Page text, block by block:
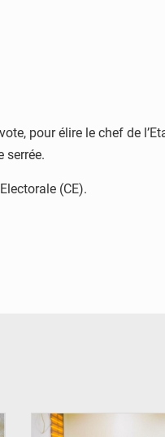
pour élire le chef de
serrée.
(CE).